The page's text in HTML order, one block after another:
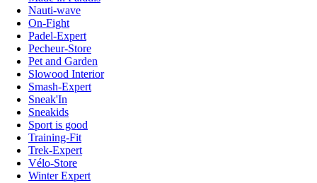
Nauti-wave
On-Fight
Padel-Expert
Pecheur-Store
Pet and Garden
Slowood Interior
Smash-Expert
Sneak'In
Sneakids
Sport is good
Training-Fit
Trek-Expert
Vélo-Store
Winter Expert